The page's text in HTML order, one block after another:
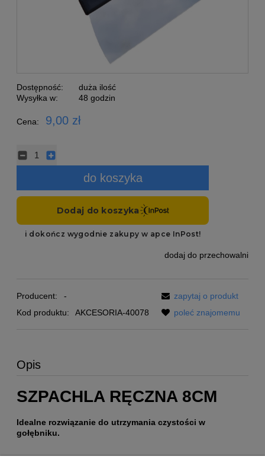
Dostępność:
duża ilość
Wysyłka w:
48 godzin
Cena: 9,00 zł
do koszyka
dodaj do przechowalni
Producent:
-
Kod produktu:
AKCESORIA-40078
zapytaj o produkt
poleć znajomemu
Opis
SZPACHLA RĘCZNA 8CM
Idealne rozwiązanie do utrzymania czystości w
gołębniku.